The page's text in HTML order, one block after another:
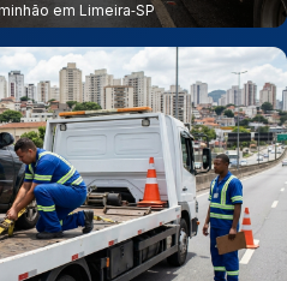
em Limeira‑SP